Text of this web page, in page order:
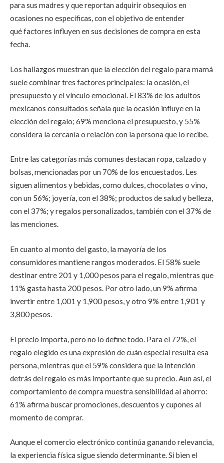
para sus madres y que reportan adquirir obsequios en
ocasiones no específicas, con el objetivo de entender
quéfactores influyen en sus decisiones de compra en esta
fecha.
Los hallazgos muestran que la elección del regalo para mamá
suele combinar tres factores principales: la ocasión, el
presupuesto y el vínculo emocional. El 83% de los adultos
mexicanos consultados señala que la ocasión influye en la
elección del regalo; 69% menciona el presupuesto, y 55%
considera la cercanía o relación con la persona que lo recibe.
Entre las categorías más comunes destacan ropa, calzado y
bolsas, mencionadas por un 70% de los encuestados. Les
siguen alimentos y bebidas, como dulces, chocolates o vino,
con un 56%; joyería, con el 38%; productos de salud y belleza,
con el 37%; y regalos personalizados, también con el 37% de
las menciones.
En cuanto al monto del gasto, la mayoría de los
consumidores mantiene rangos moderados. El 58% suele
destinar entre 201 y 1,000 pesos para el regalo, mientras que
11% gasta hasta 200 pesos. Por otro lado, un 9% afirma
invertir entre 1,001 y 1,900 pesos, y otro 9% entre 1,901 y
3,800 pesos.
El precio importa, pero no lo define todo. Para el 72%, el
regalo elegido es una expresión de cuán especial resulta esa
persona, mientras que el 59% considera que la intención
detrás del regalo es más importante que su precio. Aun así, el
comportamiento de compra muestra sensibilidad al ahorro:
61% afirma buscar promociones, descuentos y cupones al
momento de comprar.
Aunque el comercio electrónico continúa ganando relevancia,
la experiencia física sigue siendo determinante. Si bien el